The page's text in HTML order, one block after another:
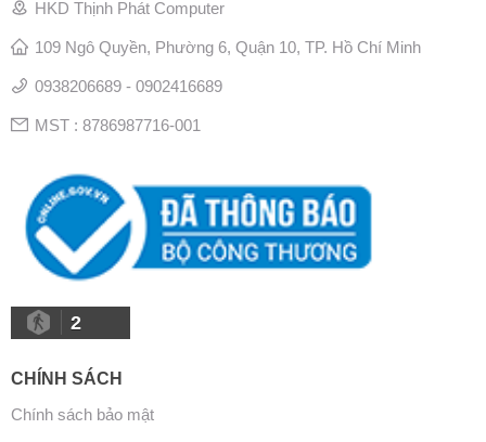
HKD Thịnh Phát Computer
109 Ngô Quyền, Phường 6, Quận 10, TP. Hồ Chí Minh
0938206689 - 0902416689
MST : 8786987716-001
2
CHÍNH SÁCH
Chính sách bảo mật